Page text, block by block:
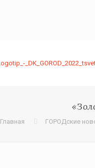
Главная ГОРОДские